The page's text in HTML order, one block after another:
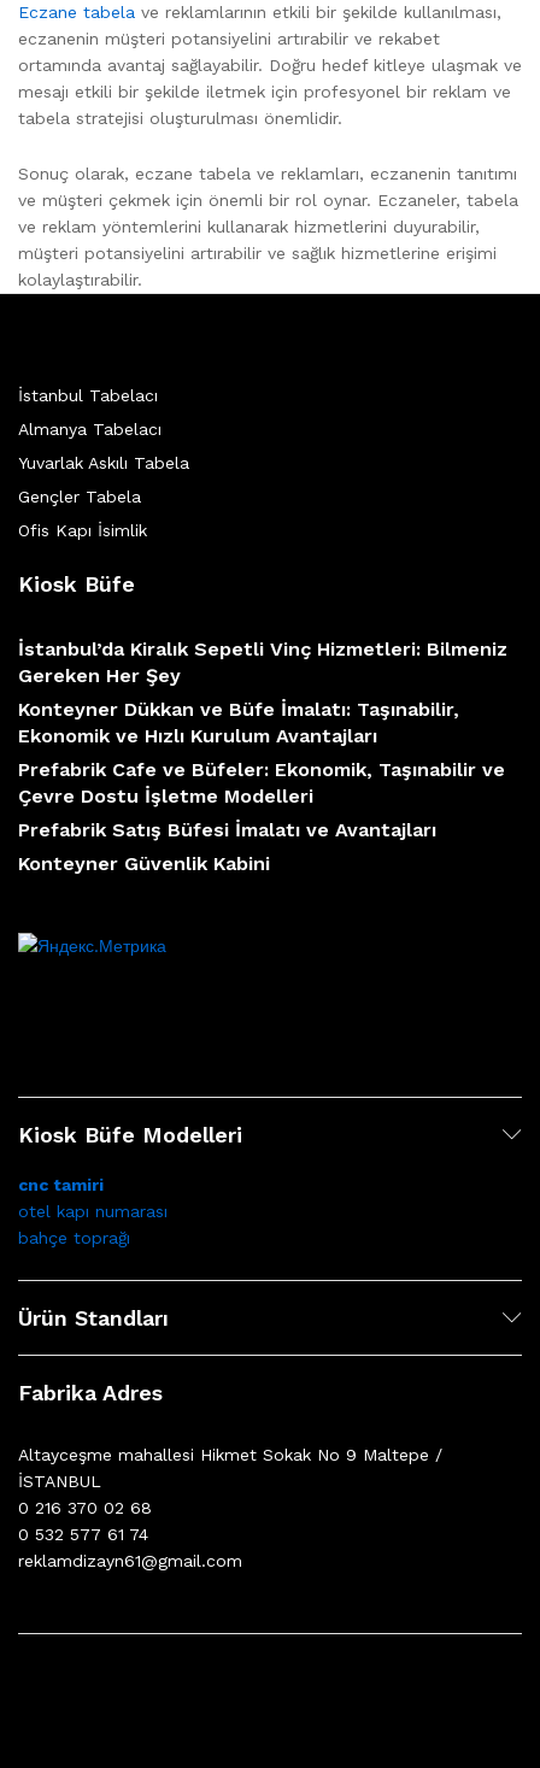
Eczane tabela ve reklamlarının etkili bir şekilde kullanılması,
eczanenin müşteri potansiyelini artırabilir ve rekabet
ortamında avantaj sağlayabilir. Doğru hedef kitleye ulaşmak ve
mesajı etkili bir şekilde iletmek için profesyonel bir reklam ve
tabela stratejisi oluşturulması önemlidir.
Sonuç olarak, eczane tabela ve reklamları, eczanenin tanıtımı
ve müşteri çekmek için önemli bir rol oynar. Eczaneler, tabela
ve reklam yöntemlerini kullanarak hizmetlerini duyurabilir,
müşteri potansiyelini artırabilir ve sağlık hizmetlerine erişimi
kolaylaştırabilir.
İstanbul Tabelacı
Almanya Tabelacı
Yuvarlak Askılı Tabela
Gençler Tabela
Ofis Kapı İsimlik
Kiosk Büfe
İstanbul’da Kiralık Sepetli Vinç Hizmetleri: Bilmeniz
Gereken Her Şey
Konteyner Dükkan ve Büfe İmalatı: Taşınabilir,
Ekonomik ve Hızlı Kurulum Avantajları
Prefabrik Cafe ve Büfeler: Ekonomik, Taşınabilir ve
Çevre Dostu İşletme Modelleri
Prefabrik Satış Büfesi İmalatı ve Avantajları
Konteyner Güvenlik Kabini
Kiosk Büfe Modelleri
cnc tamiri
otel kapı numarası
bahçe toprağı
Ürün Standları
Fabrika Adres
Altayceşme mahallesi Hikmet Sokak No 9 Maltepe /
İSTANBUL
0 216 370 02 68
0 532 577 61 74
reklamdizayn61@gmail.com